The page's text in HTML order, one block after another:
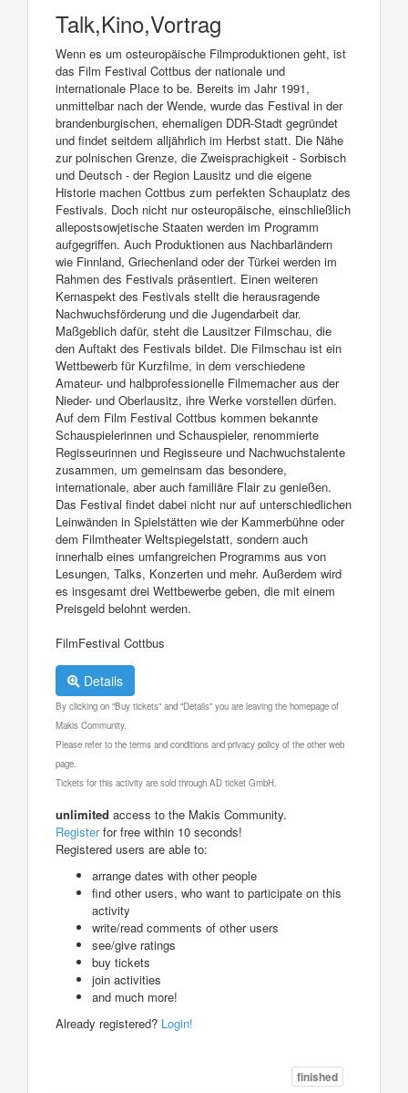
Talk,Kino,Vortrag
Wenn es um osteuropäische Filmproduktionen geht, ist
das Film Festival Cottbus der nationale und
internationale Place to be. Bereits im Jahr 1991,
unmittelbar nach der Wende, wurde das Festival in der
brandenburgischen, ehemaligen DDR-Stadt gegründet
und findet seitdem alljährlich im Herbst statt. Die Nähe
zur polnischen Grenze, die Zweisprachigkeit - Sorbisch
und Deutsch - der Region Lausitz und die eigene
Historie machen Cottbus zum perfekten Schauplatz des
Festivals. Doch nicht nur osteuropäische, einschließlich
allepostsowjetische Staaten werden im Programm
aufgegriffen. Auch Produktionen aus Nachbarländern
wie Finnland, Griechenland oder der Türkei werden im
Rahmen des Festivals präsentiert. Einen weiteren
Kernaspekt des Festivals stellt die herausragende
Nachwuchsförderung und die Jugendarbeit dar.
Maßgeblich dafür, steht die Lausitzer Filmschau, die
den Auftakt des Festivals bildet. Die Filmschau ist ein
Wettbewerb für Kurzfilme, in dem verschiedene
Amateur- und halbprofessionelle Filmemacher aus der
Nieder- und Oberlausitz, ihre Werke vorstellen dürfen.
Auf dem Film Festival Cottbus kommen bekannte
Schauspielerinnen und Schauspieler, renommierte
Regisseurinnen und Regisseure und Nachwuchstalente
zusammen, um gemeinsam das besondere,
internationale, aber auch familiäre Flair zu genießen.
Das Festival findet dabei nicht nur auf unterschiedlichen
Leinwänden in Spielstätten wie der Kammerbühne oder
dem Filmtheater Weltspiegelstatt, sondern auch
innerhalb eines umfangreichen Programms aus von
Lesungen, Talks, Konzerten und mehr. Außerdem wird
es insgesamt drei Wettbewerbe geben, die mit einem
Preisgeld belohnt werden.
FilmFestival Cottbus
Details
By clicking on "Buy tickets" and "Details" you are leaving the homepage of
Makis Community.
Please refer to the terms and conditions and privacy policy of the other web
page.
Tickets for this activity are sold through AD ticket GmbH.
unlimited access to the Makis Community.
Registerfor free within 10 seconds!
Registered users are able to:
arrange dates with other people
find other users, who want to participate on this
activity
write/read comments of other users
see/give ratings
buy tickets
join activities
and much more!
Already registered? Login!
finished